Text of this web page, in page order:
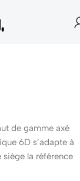
de gamme axé
6D s’adapte à
la référence